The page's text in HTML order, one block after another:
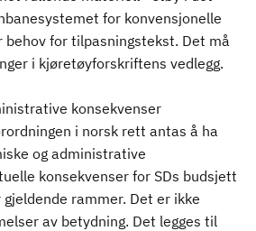
for konvensjonelle
behov for tilpasningstekst. Det må
i kjøretøyforskriftens vedlegg.
konsekvenser
i norsk rett antas å ha
og administrative
konsekvenser for SDs budsjett
rammer. Det er ikke
av betydning. Det legges til